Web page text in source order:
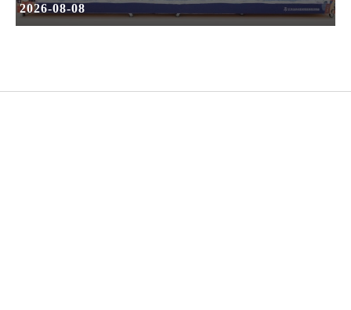
2026-08-08